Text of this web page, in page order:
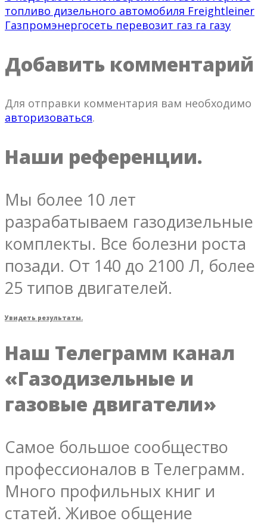
топливо дизельного автомобиля Freightleiner
Газпромэнергосеть перевозит газ га газу
Добавить комментарий
Для отправки комментария вам необходимо
авторизоваться.
Наши референции.
Мы более 10 лет
разрабатываем газодизельные
комплекты. Все болезни роста
позади. От 140 до 2100 Л, более
25 типов двигателей.
Увидеть результаты.
Наш Телеграмм канал
«Газодизельные и
газовые двигатели»
Самое большое сообщество
профессионалов в Телеграмм.
Много профильных книг и
статей. Живое общение